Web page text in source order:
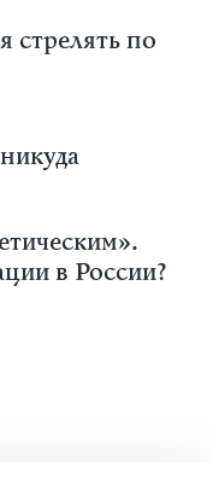
стрелять по
в России?